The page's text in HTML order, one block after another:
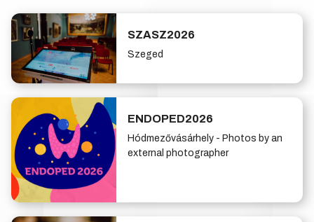
SZASZ2026
Szeged
ENDOPED2026
Hódmezővásárhely - Photos by an
external photographer